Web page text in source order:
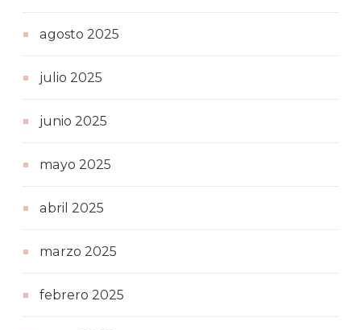
agosto 2025
julio 2025
junio 2025
mayo 2025
abril 2025
marzo 2025
febrero 2025